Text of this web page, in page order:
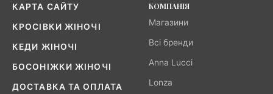
КАРТА САЙТУ
КРОСІВКИ ЖІНОЧІ
КЕДИ ЖІНОЧІ
БОСОНІЖКИ ЖІНОЧІ
ДОСТАВКА ТА ОПЛАТА
КОМПАНІЯ
Магазини
Всі бренди
Anna Lucci
Lonza